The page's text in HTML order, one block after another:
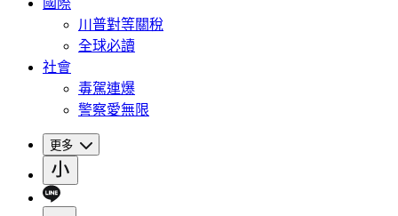
國際
川普對等關稅
全球必讀
社會
毒駕連爆
警察愛無限
更多